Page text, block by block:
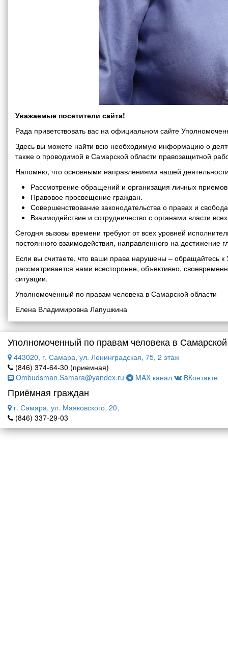
Уважаемые посетители сайта!
Рада приветствовать вас на официальном сайте
Здесь вы можете найти всю необходимую информацию о
также о проводимой в Самарской области правозащитной
Напомню, что основными направлениями нашей
Рассмотрение обращений и организация личных
Правовое просвещение граждан.
Совершенствование законодательства о правах и
Взаимодействие и сотрудничество с органами власти
Сегодня вызовы времени требуют от всех уровней
постоянного взаимодействия, направленного на
Если вы считаете, что ваши права нарушены – обращайтесь
рассматривается нами всесторонне, объективно,
ситуации.
Уполномоченный по правам человека в Самарской области
Елена Владимировна Лапушкина
Уполномоченный по правам человека в
443020, г. Самара, ул. Ленинградская, 75, 2 этаж
(846) 374-64-30 (приемная)
Ombudsman.Samara@yandex.ru
MAX канал ВКонтакте
Приёмная граждан
г. Самара, ул. Маяковского, 20,
(846) 337-29-03